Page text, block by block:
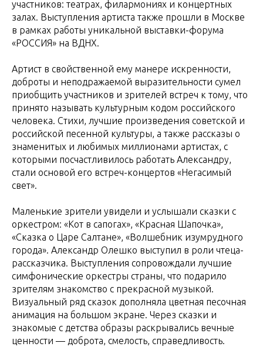
участников: театрах, филармониях и концертных
залах. Выступления артиста также прошли в Москве
в рамках работы уникальной выставки-форума
«РОССИЯ» на ВДНХ.
Артист в свойственной ему манере искренности,
доброты и неподражаемой выразительности сумел
приобщить участников и зрителей встреч к тому, что
принято называть культурным кодом российского
человека. Стихи, лучшие произведения советской и
российской песенной культуры, а также рассказы о
знаменитых и любимых миллионами артистах, с
которыми посчастливилось работать Александру,
стали основой его встреч-концертов «Негасимый
свет».
Маленькие зрители увидели и услышали сказки с
оркестром: «Кот в сапогах», «Красная Шапочка»,
«Сказка о Царе Салтане», «Волшебник изумрудного
города». Александр Олешко выступил в роли чтеца-
рассказчика. Выступления сопровождали лучшие
симфонические оркестры страны, что подарило
зрителям знакомство с прекрасной музыкой.
Визуальный ряд сказок дополняла цветная песочная
анимация на большом экране. Через сказки и
знакомые с детства образы раскрывались вечные
ценности — доброта, смелость, справедливость.